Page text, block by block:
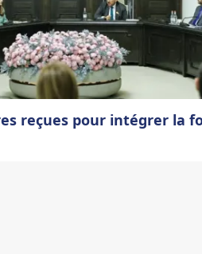
reçues pour intégrer la